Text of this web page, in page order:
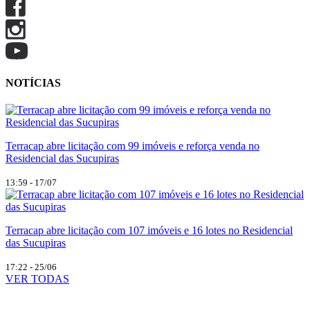
NOTÍCIAS
Terracap abre licitação com 99 imóveis e reforça venda no
Residencial das Sucupiras
13:59 - 17/07
Terracap abre licitação com 107 imóveis e 16 lotes no Residencial
das Sucupiras
17:22 - 25/06
VER TODAS